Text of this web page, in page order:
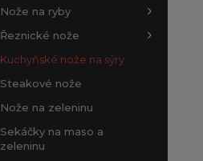
Nože na ryby
Řeznické nože
Kuchyňské nože na sýry
Steakové nože
Nože na zeleninu
Sekáčky na maso a
zeleninu